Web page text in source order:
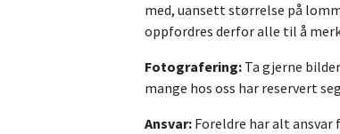
med, uansett størrelse på
oppfordres derfor alle til å
Fotografering: Ta gjerne
mange hos oss har reservert
Ansvar: Foreldre har alt